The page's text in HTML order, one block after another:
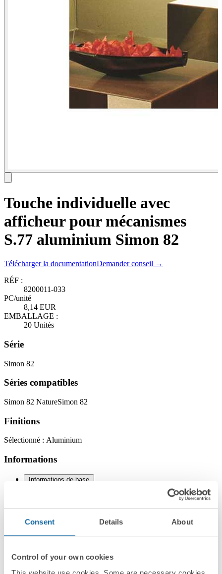
Consent Details About
Control of your own cookies
Touche individuelle avec
afficheur pour mécanismes
S.77 aluminium Simon 82
Télécharger la documentationDemander conseil →
RÉF :
8200011-033
PC/unité
8,14 EUR
EMBALLAGE :
20 Unités
Série
Simon 82
Séries compatibles
Simon 82 NatureSimon 82
Finitions
Sélectionné : Aluminium
Informations